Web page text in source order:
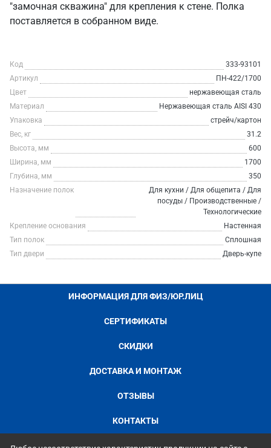
"замочная скважина" для крепления к стене. Полка
поставляется в собранном виде.
Код
333-93101
Артикул
ПН-422/1700
Цвет
нержавеющая сталь
Материал
Нержавеющая сталь AISI 430
Упаковка
стрейч/картон
Вес, кг
31.2
Высота, мм
600
Ширина, мм
1700
Глубина, мм
350
Назначение полок
Для кухни / Для общепита / Для
посуды / Производственные /
Технологические
Крепление основания
Настенная
Тип полок
Сплошная
Тип двери
Дверь-купе
ИНФОРМАЦИЯ ДЛЯ ФИЗ/ЮР.ЛИЦ
СЕРТИФИКАТЫ
СКИДКИ
ДОСТАВКА И МОНТАЖ
ОТЗЫВЫ
КОНТАКТЫ